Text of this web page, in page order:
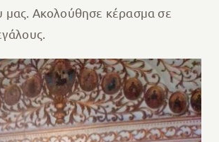
μας. Ακολούθησε κέρασμα σε